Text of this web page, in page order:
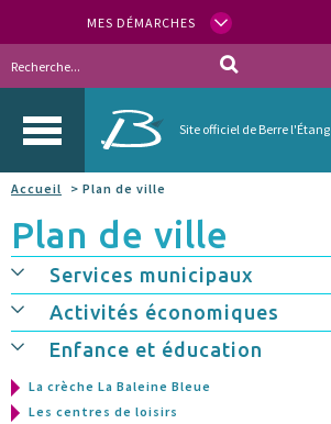
MES DÉMARCHES
Site officiel de Berre l'Étang
Accueil > Plan de ville
Plan de ville
Services municipaux
Activités économiques
Enfance et éducation
La crèche La Baleine Bleue
Les centres de loisirs